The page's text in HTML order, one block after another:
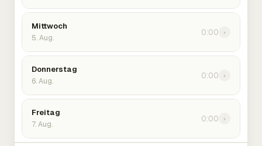
Mittwoch
5. Aug.
0:00 ›
Donnerstag
6. Aug.
0:00 ›
Freitag
7. Aug.
0:00 ›